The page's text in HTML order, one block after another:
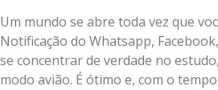
Um mundo se abre toda vez que
Notificação do Whatsapp,
se concentrar de verdade no
modo avião. É ótimo e, com o